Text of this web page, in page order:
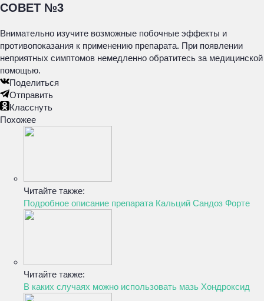
СОВЕТ №3
Внимательно изучите возможные побочные эффекты и
противопоказания к применению препарата. При появлении
неприятных симптомов немедленно обратитесь за медицинской
помощью.
Поделиться
Отправить
Класснуть
Похожее
Читайте также:
Подробное описание препарата Кальций Сандоз Форте
Читайте также:
В каких случаях можно использовать мазь Хондроксид